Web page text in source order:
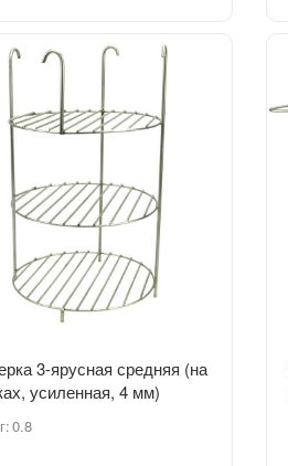
3-ярусная средняя (на
усиленная, 4 мм)
0.8